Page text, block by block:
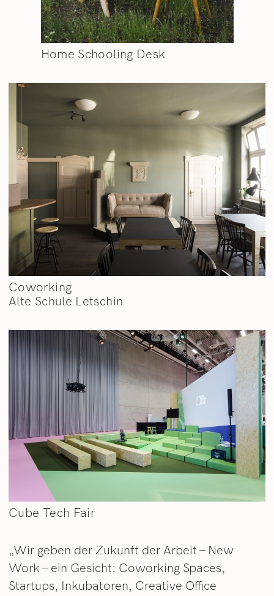
Home Schooling Desk
Coworking
Alte Schule Letschin
Cube Tech Fair
„Wir geben der Zukunft der Arbeit – New
Work – ein Gesicht: Coworking Spaces,
Startups, Inkubatoren, Creative Office